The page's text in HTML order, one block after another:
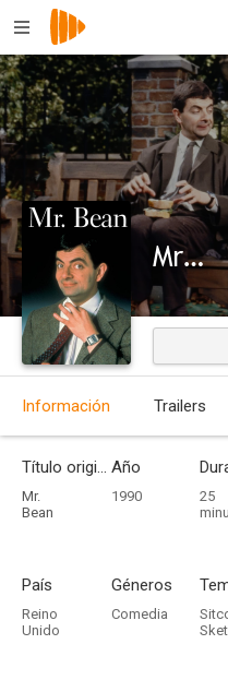
Mr. Bean
Información Trailers
Título original
Mr.
Bean
Año
1990
25
País
Reino
Unido
Géneros
Comedia